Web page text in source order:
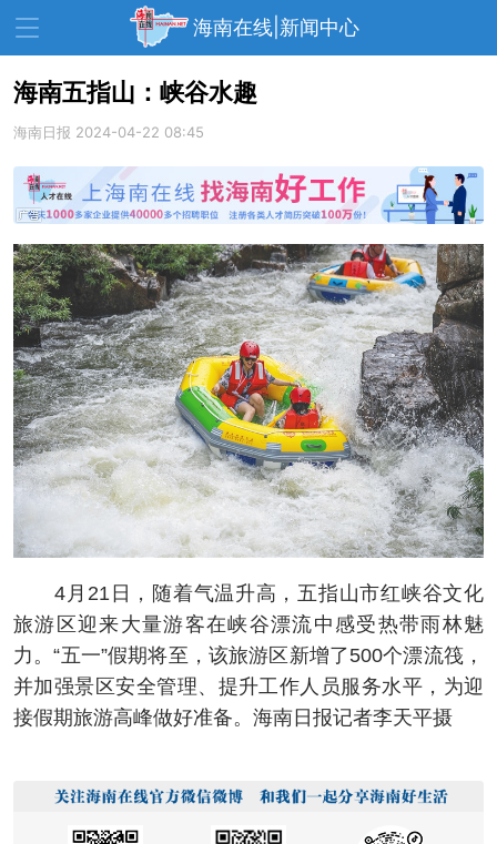
海南在线|新闻中心
资讯中心 热点
文体 财经
教育 健康 房产
家装 交通 美食
生活 演出 活动
展会 走读海南 周末去哪儿
人才在线 天涯企服
海南五指山：峡谷水趣
海南日报 2024-04-22 08:45
4月21日，随着气温升高，五指山市红峡谷文化
旅游区迎来大量游客在峡谷漂流中感受热带雨林魅
力。“五一”假期将至，该旅游区新增了500个漂流筏，
并加强景区安全管理、提升工作人员服务水平，为迎
接假期旅游高峰做好准备。海南日报记者李天平摄